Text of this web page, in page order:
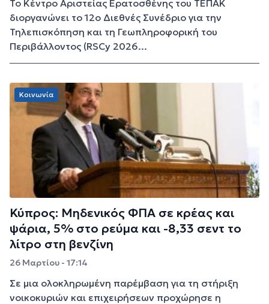
Το Κέντρο Αριστείας Ερατοσθένης του ΤΕΠΑΚ
διοργανώνει το 12ο Διεθνές Συνέδριο για την
Τηλεπισκόπηση και τη Γεωπληροφορική του
Περιβάλλοντος (RSCy 2026...
Κοινωνία
Κύπρος: Μηδενικός ΦΠΑ σε κρέας και
ψάρια, 5% στο ρεύμα και -8,33 σεντ το
λίτρο στη βενζίνη
26 Μαρτίου - 17:14
Σε μια ολοκληρωμένη παρέμβαση για τη στήριξη
νοικοκυριών και επιχειρήσεων προχώρησε η